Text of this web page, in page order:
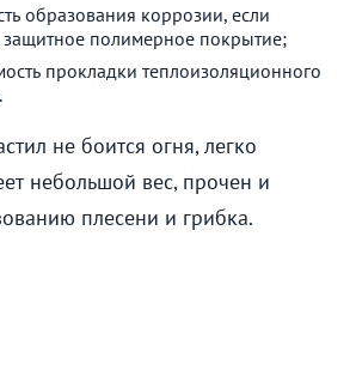
образования коррозии, если
защитное полимерное покрытие;
прокладки теплоизоляционного
не боится огня, легко
небольшой вес, прочен и
плесени и грибка.